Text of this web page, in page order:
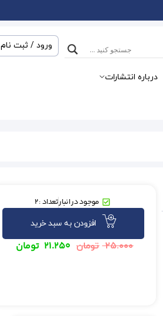
ورود / ثبت نام
درباره انتشارات
موجود در انبارتعداد : 2
افزودن به سبد خرید
۲۵.۰۰۰ تومان ۲۱.۲۵۰ تومان